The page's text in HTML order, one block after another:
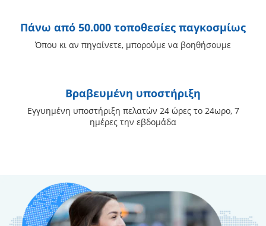
Πάνω από 50.000 τοποθεσίες παγκοσμίως
Όπου κι αν πηγαίνετε, μπορούμε να βοηθήσουμε
Βραβευμένη υποστήριξη
Εγγυημένη υποστήριξη πελατών 24 ώρες το 24ωρο, 7
ημέρες την εβδομάδα